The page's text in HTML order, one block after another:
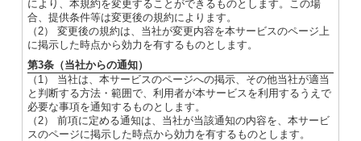
により、本規約を変更することができるものとします。この場
合、提供条件等は変更後の規約によります。
（2） 変更後の規約は、当社が変更内容を本サービスのページ上
に掲示した時点から効力を有するものとします。
第3条（当社からの通知）
（1） 当社は、本サービスのページへの掲示、その他当社が適当
と判断する方法・範囲で、利用者が本サービスを利用するうえで
必要な事項を通知するものとします。
（2） 前項に定める通知は、当社が当該通知の内容を、本サービ
スのページに掲示した時点から効力を有するものとします。